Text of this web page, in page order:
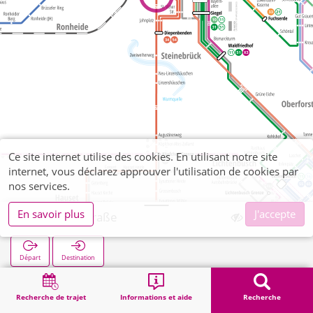
Recherche de trajet Informations et aide Recherche
Goldbachstraße
Départ Destination
Démarrage Recherche
Ce site internet utilise des cookies. En utilisant notre site
internet, vous déclarez approuver l'utilisation de cookies par
nos services.
En savoir plus
J'accepte